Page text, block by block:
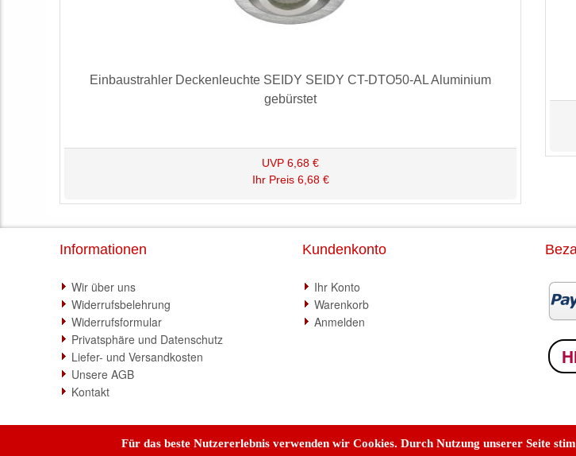
Für das beste Nutzererlebnis verwenden wir Cookies. Durch Nutzung unserer Seite
Einbaustrahler Deckenleuchte SEIDY SEIDY CT-DTO50-AL Aluminium
gebürstet
UVP 6,68 €
Ihr Preis 6,68 €
Informationen
Wir über uns
Widerrufsbelehrung
Widerrufsformular
Privatsphäre und Datenschutz
Liefer- und Versandkosten
Unsere AGB
Kontakt
Kundenkonto
Ihr Konto
Warenkorb
Anmelden